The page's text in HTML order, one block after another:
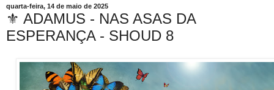
quarta-feira, 14 de maio de 2025
⚜ ADAMUS - NAS ASAS DA
ESPERANÇA - SHOUD 8